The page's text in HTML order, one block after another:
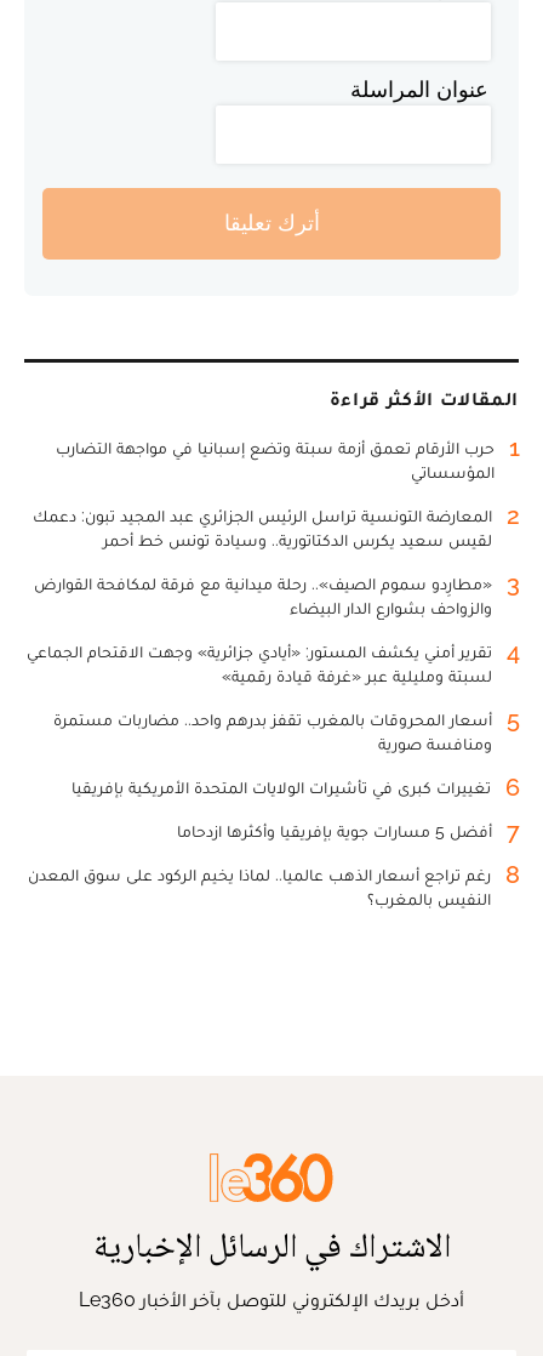
عنوان المراسلة
أترك تعليقا
المقالات الأكثر قراءة
1
حرب الأرقام تعمق أزمة سبتة وتضع إسبانيا في مواجهة التضارب
المؤسساتي
2
المعارضة التونسية تراسل الرئيس الجزائري عبد المجيد تبون: دعمك
لقيس سعيد يكرس الدكتاتورية.. وسيادة تونس خط أحمر
3
«مطارِدو سموم الصيف».. رحلة ميدانية مع فرقة لمكافحة القوارض
والزواحف بشوارع الدار البيضاء
4
تقرير أمني يكشف المستور: «أيادي جزائرية» وجهت الاقتحام الجماعي
لسبتة ومليلية عبر «غرفة قيادة رقمية»
5
أسعار المحروقات بالمغرب تقفز بدرهم واحد.. مضاربات مستمرة
ومنافسة صورية
6 تغييرات كبرى في تأشيرات الولايات المتحدة الأمريكية بإفريقيا
7 أفضل 5 مسارات جوية بإفريقيا وأكثرها ازدحاما
8
رغم تراجع أسعار الذهب عالميا.. لماذا يخيم الركود على سوق المعدن
النفيس بالمغرب؟
الاشتراك في الرسائل الإخبارية
أدخل بريدك الإلكتروني للتوصل بآخر الأخبار Le360